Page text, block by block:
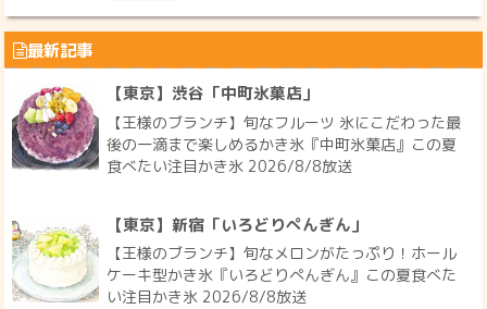
最新記事
【東京】渋谷「中町氷菓店」
【王様のブランチ】旬なフルーツ 氷にこだわった最
後の一滴まで楽しめるかき氷『中町氷菓店』この夏
食べたい注目かき氷 2026/8/8放送
【東京】新宿「いろどりぺんぎん」
【王様のブランチ】旬なメロンがたっぷり！ホール
ケーキ型かき氷『いろどりぺんぎん』この夏食べた
い注目かき氷 2026/8/8放送